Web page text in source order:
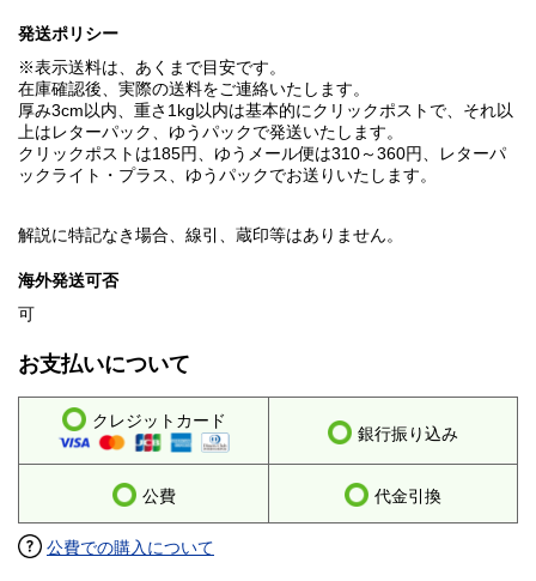
発送ポリシー
※表示送料は、あくまで目安です。
在庫確認後、実際の送料をご連絡いたします。
厚み3cm以内、重さ1kg以内は基本的にクリックポストで、それ以
上はレターパック、ゆうパックで発送いたします。
クリックポストは185円、ゆうメール便は310～360円、レターパ
ックライト・プラス、ゆうパックでお送りいたします。
解説に特記なき場合、線引、蔵印等はありません。
海外発送可否
可
お支払いについて
クレジットカード
銀行振り込み
公費 代金引換
公費での購入について